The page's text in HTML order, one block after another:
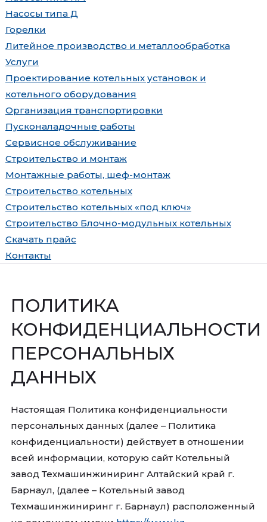
Насосы типа Д
Горелки
Литейное производство и металлообработка
Услуги
Проектирование котельных установок и
котельного оборудования
Организация транспортировки
Пусконаладочные работы
Сервисное обслуживание
Строительство и монтаж
Монтажные работы, шеф-монтаж
Строительство котельных
Строительство котельных «под ключ»
Строительство Блочно-модульных котельных
Скачать прайс
Контакты
ПОЛИТИКА
КОНФИДЕНЦИАЛЬНОСТИ
ПЕРСОНАЛЬНЫХ
ДАННЫХ
Настоящая Политика конфиденциальности
персональных данных (далее – Политика
конфиденциальности) действует в отношении
всей информации, которую сайт Котельный
завод Техмашинжиниринг Алтайский край г.
Барнаул, (далее – Котельный завод
Техмашинжиниринг г. Барнаул) расположенный